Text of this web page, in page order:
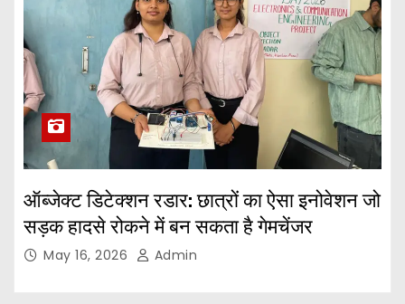
ऑब्जेक्ट डिटेक्शन रडार: छात्रों का ऐसा इनोवेशन जो
सड़क हादसे रोकने में बन सकता है गेमचेंजर
May 16, 2026 Admin